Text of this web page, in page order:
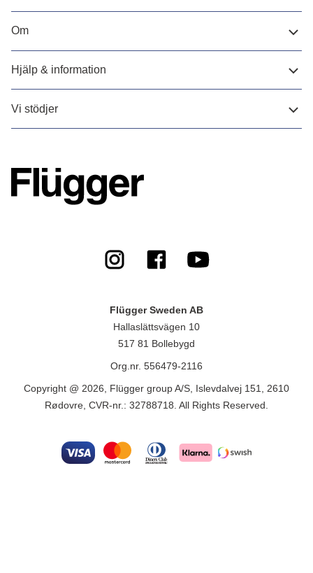
Om
Hjälp & information
Vi stödjer
Flügger Sweden AB
Hallaslättsvägen 10
517 81 Bollebygd
Org.nr. 556479-2116
Copyright @ 2026, Flügger group A/S, Islevdalvej 151, 2610
Rødovre, CVR-nr.: 32788718. All Rights Reserved.